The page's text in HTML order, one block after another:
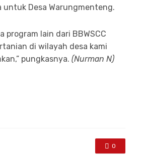
Desa Warungmenteng.
program lain dari BBWSCC
di wilayah desa kami
pungkasnya. (Nurman N)
0